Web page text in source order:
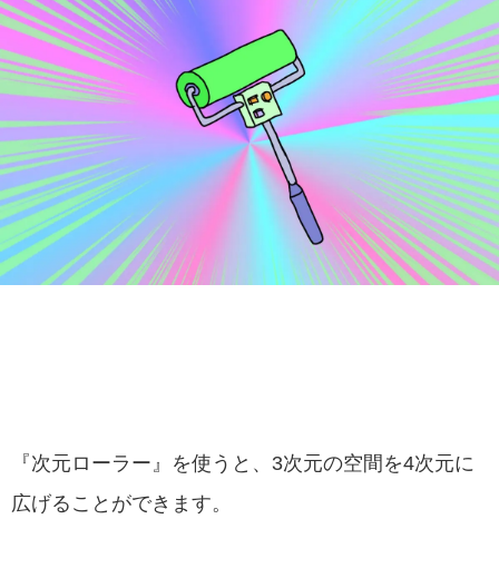
『次元ローラー』を使うと、3次元の空間を4次元に
広げることができます。